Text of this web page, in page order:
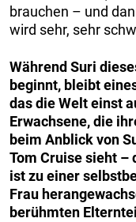
brauchen – und
wird sehr, sehr
Während Suri
beginnt, bleibt
das die Welt einst
Erwachsene, die
beim Anblick von
Tom Cruise sieht –
ist zu einer
Frau
berühmten